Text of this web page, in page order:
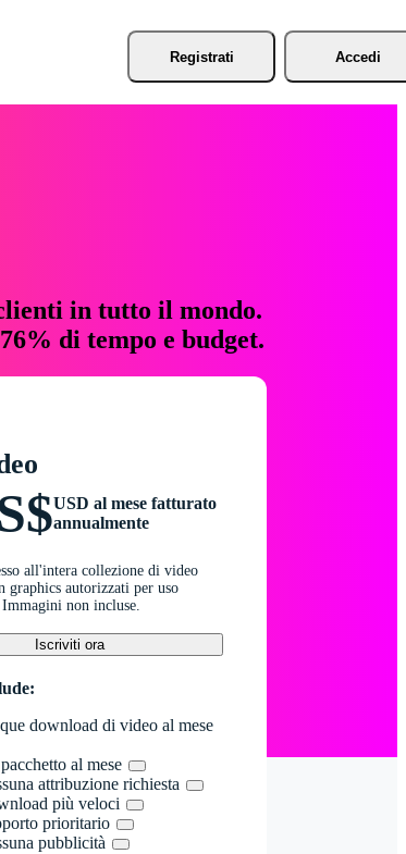
Registrati Accedi
in tutto il mondo.
di tempo e budget.
USD al mese fatturato
annualmente
all'intera collezione di video
graphics autorizzati per uso
non incluse.
Iscriviti ora
download di video al mese
al mese
attribuzione richiesta
più veloci
prioritario
pubblicità